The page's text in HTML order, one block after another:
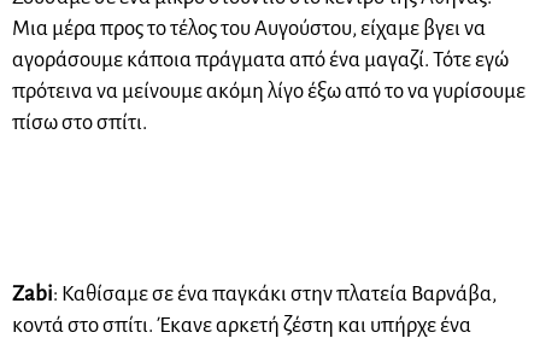
Μια μέρα προς το τέλος του Αυγούστου, είχαμε βγει να
αγοράσουμε κάποια πράγματα από ένα μαγαζί. Τότε εγώ
πρότεινα να μείνουμε ακόμη λίγο έξω από το να γυρίσουμε
πίσω στο σπίτι.
Zabi: Καθίσαμε σε ένα παγκάκι στην πλατεία Βαρνάβα,
κοντά στο σπίτι. Έκανε αρκετή ζέστη και υπήρχε ένα